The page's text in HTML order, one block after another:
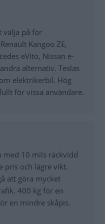
välja på för
Kangoo ZE,
eVito, Nissan e-
alternativ. Teslas
elektrikerbil. Hög
för vissa användare.
med 10 mils räckvidd
pris och lägre vikt.
att göra mycket
400 kg för en
en mindre skåpis.